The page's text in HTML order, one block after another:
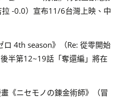
拉 -0.0）宣布11/6台灣上映、中
ロ 4th season》（Re: 從零開始
半第12~19話「奪還編」將在
《ニセモノの錬金術師》（冒